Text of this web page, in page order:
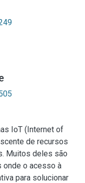
IoT (Internet of
de recursos
Muitos deles são
onde o acesso à
para solucionar